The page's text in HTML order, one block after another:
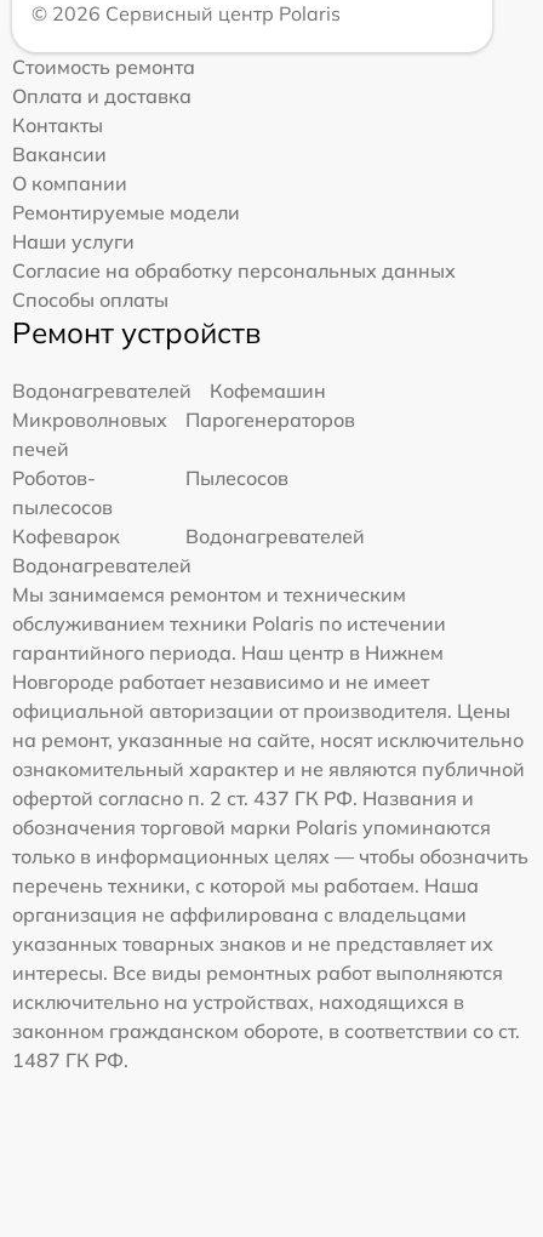
© 2026 Сервисный центр Polaris
Стоимость ремонта
Оплата и доставка
Контакты
Вакансии
О компании
Ремонтируемые модели
Наши услуги
Согласие на обработку персональных данных
Способы оплаты
Ремонт устройств
Водонагревателей
Кофемашин
Микроволновых
печей
Парогенераторов
Роботов-
пылесосов
Пылесосов
Кофеварок
Водонагревателей
Водонагревателей
Мы занимаемся ремонтом и техническим
обслуживанием техники Polaris по истечении
гарантийного периода. Наш центр в Нижнем
Новгороде работает независимо и не имеет
официальной авторизации от производителя. Цены
на ремонт, указанные на сайте, носят исключительно
ознакомительный характер и не являются публичной
офертой согласно п. 2 ст. 437 ГК РФ. Названия и
обозначения торговой марки Polaris упоминаются
только в информационных целях — чтобы обозначить
перечень техники, с которой мы работаем. Наша
организация не аффилирована с владельцами
указанных товарных знаков и не представляет их
интересы. Все виды ремонтных работ выполняются
исключительно на устройствах, находящихся в
законном гражданском обороте, в соответствии со ст.
1487 ГК РФ.